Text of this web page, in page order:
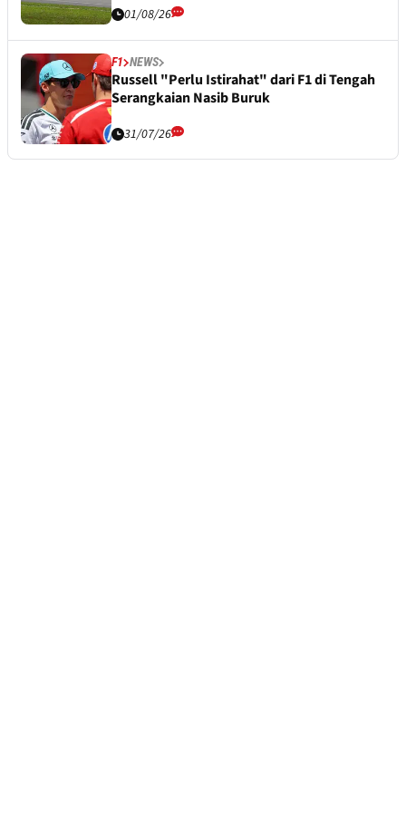
01/08/26
F1 NEWS
Russell "Perlu Istirahat" dari F1 di Tengah
Serangkaian Nasib Buruk
31/07/26